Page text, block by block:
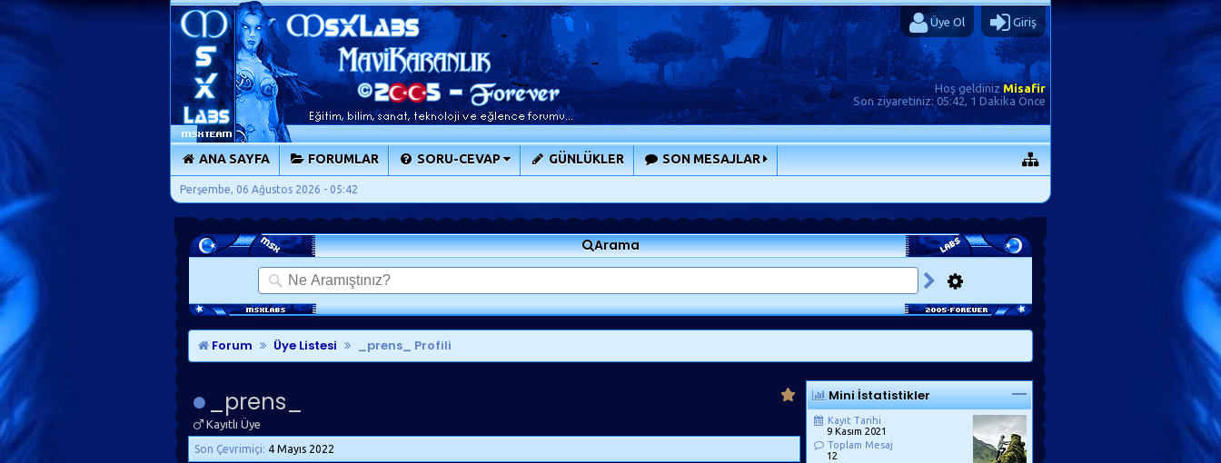
Üye Ol Giriş
Hoş geldiniz Misafir
Son ziyaretiniz:05:42, 1 Dakika Önce
ANA SAYFA FORUMLAR SORU-CEVAP GÜNLÜKLER SON MESAJLAR
Perşembe, 06 Ağustos 2026 - 05:42
Arama
Forum Üye Listesi _prens_ Profili
_prens_
Kayıtlı Üye
Son Çevrimiçi: 4 Mayıs 2022
Mini İstatistikler
Kayıt Tarihi
9 Kasım 2021
Toplam Mesaj
12